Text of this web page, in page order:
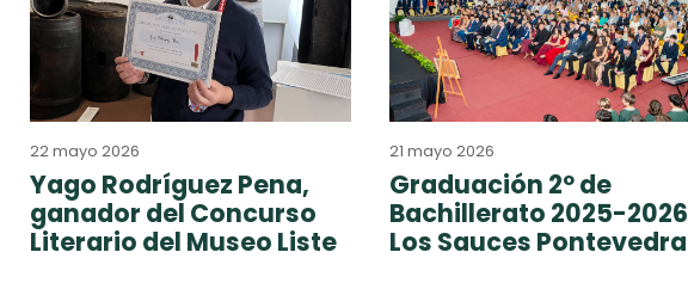
22 mayo 2026
Yago Rodríguez Pena,
ganador del Concurso
Literario del Museo Liste
21 mayo 2026
Graduación 2º de
Bachillerato 2025-2026
Los Sauces Pontevedra